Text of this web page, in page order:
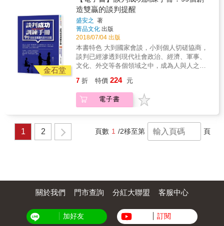
運作空間。至於「專業人士」與「門外漢」的
差別，就在於懂不懂「談判」！換句話說，房
地產談判是談判的極端，因為它最接近「零和
遊戲」，不像其他談判場合，可以追求「共
好」；房產談判的結果，通常成交價加一就是
買方倒楣，減一就是賣方受傷。也因此，不管
你從事什麼行業，都可以從本書中學息到如何
在零合遊戲的條件下完成談判的高超技巧
&mdash;&mdash;如果在這樣極端的情況下，
談判情況，也絕對能游刃有餘！ 【特色2】將
「身經百戰」歷練，化為最簡明的「系統化」
創新談判技巧，精彩實用！ 本書作者自二十幾
歲進入房地產投資行業以來，一路從台灣發展
至中國大陸一線城市，除了善於觀察分析、深
諳溝通脈絡，並且始終秉持「善良誠懇」的理
化」的結晶，更是他個人耗費兩年才完成的第
解，連影響全球的美國貿易戰，也有深入分析
&mdash;&mdash;&mdash;書在手，就能輕鬆
通技巧」兩大面向著手，教你如何洞察對方心
理，並制訂相應策略，讓對方口服、心更服。
★看穿情緒語言、洞悉性格習慣，「攻心」的
致勝祕訣 為了在「心理攻防」的對決上贏得先
機，我們必須懂得「察言觀色」，從動作、表
情、語言及性格中，找到有利於談判結果的蛛
絲馬跡。 科學家已經實證：無論如何壓抑、偽
腳。只要學會解讀，就能加以操控。例如
上的心情，不代表內心情緒毫無掩飾 ►►表情
豐富的人往往有點自我中心，他們及時將感情
透過表情流露，是想以這種方式來讓別人順著
自己的心意走。遇到這樣的人，如果發現他的
表情起變化，不妨先暫時認同，以免讓談判發
解談判對手的內心，不能只聽對方的話語，還
要觀察對方無意識的小動作。 （3）「隨便
吧」、「你看著辦吧」，其實不是真的讓你放
望，很可能他們對於你的建議有自己的想法，
作為談判者，固然要仰仗自身的實力，但也要
具備談判技巧和策略，尤其是心理博弈的策
略。在本書中，作者借助99個致勝秘訣的分
析，全面介紹了談判中的心理技巧，讀完這本
書，你也能成為談判、說服的高手。
金石堂
造雙贏的談判提醒
盛安之 著
菁品文化 出版
2018/07/04 出版
本書特色 大到國家會談，小到個人切磋協商，
談判已經滲透到現代社會政治、經濟、軍事、
文化、外交等各個領域之中，成為人與人之
流溝通，達成共識不可或缺的工具。若想在談
判過程中旗開得勝並非易事，豐富的經驗，鮮
活的技巧當然必不可少。怎樣把你的主張變成
性的工作，同時具有一定的趣味性和刺激性。
作為談判者，固然要仰仗自身的實力，但也要
7 折 特價 224 元
電子書
1 2 頁數 1 /2移至第 頁
關於我們 門市查詢 分紅大聯盟 客服中心
加好友 訂閱